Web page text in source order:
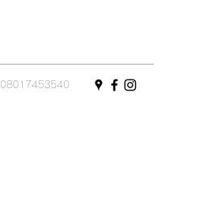
08017453540